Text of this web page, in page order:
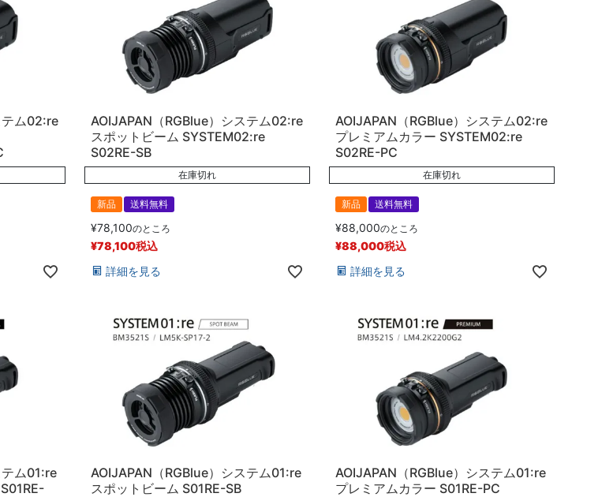
テム02:re
AOIJAPAN（RGBlue）システム02:re
スポットビーム SYSTEM02:re
S02RE-SB
在庫切れ
新品 送料無料
¥78,100のところ
¥78,100税込
詳細を見る
AOIJAPAN（RGBlue）システム02:re
プレミアムカラー SYSTEM02:re
S02RE-PC
在庫切れ
新品 送料無料
¥88,000のところ
¥88,000税込
詳細を見る
ム01:re
AOIJAPAN（RGBlue）システム01:re
スポットビーム S01RE-SB
AOIJAPAN（RGBlue）システム01:re
プレミアムカラー S01RE-PC